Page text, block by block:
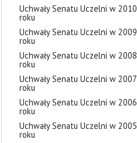
Uchwały Senatu Uczelni w 2010
roku
Uchwały Senatu Uczelni w 2009
roku
Uchwały Senatu Uczelni w 2008
roku
Uchwały Senatu Uczelni w 2007
roku
Uchwały Senatu Uczelni w 2006
roku
Uchwały Senatu Uczelni w 2005
roku